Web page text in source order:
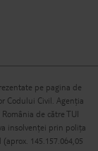
pe pagina de
Codului Civil. Agenția
de către TUI
insolvenței prin polița
145.157.064,05